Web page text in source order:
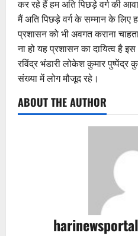
कर रहे हैं हम अति पिछड़े वर्ग की
मैं अति पिछड़े वर्ग के सम्मान के
प्रशासन को भी अवगत कराना
ना हो यह प्रशासन का दायित्व है
रविंद्र भंडारी लोकेश कुमार पुष्पेंद्र
संख्या में लोग मौजूद रहे।
ABOUT THE AUTHOR